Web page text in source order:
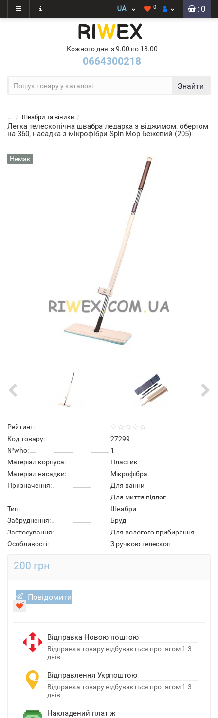
: 0
0
Кожного дня: з 9.00 по 18.00
0664300218
Знайти
... Швабри та віники
Легка телескопічна швабра ледарка з віджимом, обертом
на 360, насадка з мікрофібри Spin Mop Бежевий (205)
Немає
Рейтинг:
Код товару:
27299
№who:
1
Матеріал корпуса:
Пластик
Матеріал насадки:
Мікрофібра
Призначення:
Для ванни
Для миття підлог
Тип:
Швабри
Забруднення:
Бруд
Застосування:
Для вологого прибирання
Особливості:
З ручкою-телескоп
200 грн
Повідомити
Відправка Новою поштою
Відправка товару відбувається протягом 1-3
днів
Відправлення Укрпоштою
Відправка товару відбувається протягом 1-3
днів
Накладений платіж